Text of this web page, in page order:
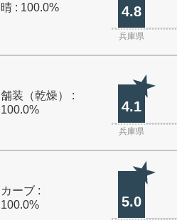
晴 : 100.0% 4.8
兵庫県
舗装（乾燥） :
100.0%
4.1
兵庫県
カーブ :
100.0%
5.0